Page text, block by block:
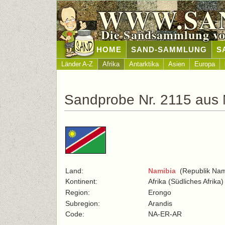
Die Sandsammlung
HOME SAND-SAMMLUNG
Länder A-Z Afrika Antarktika Asien Europa
Sandprobe Nr. 2115 aus
Land: Namibia (Republik
Kontinent:
Afrika (Südliches Afrika)
Region:
Erongo
Subregion:
Arandis
Code:
NA-ER-AR